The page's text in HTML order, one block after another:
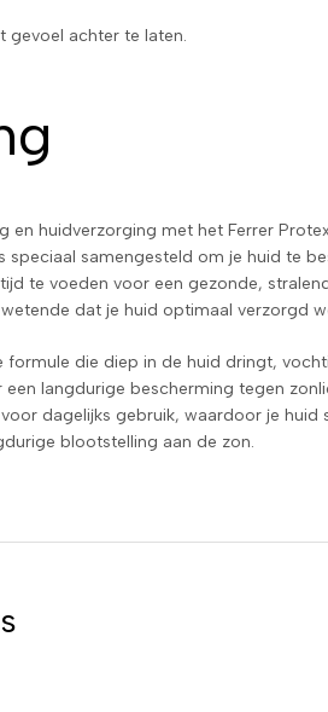
gevoel achter te laten.
en huidverzorging met het Ferrer
speciaal samengesteld om je huid te
te voeden voor een gezonde,
dat je huid optimaal verzorgd
die diep in de huid dringt,
langdurige bescherming tegen
dagelijks gebruik, waardoor je huid
blootstelling aan de zon.